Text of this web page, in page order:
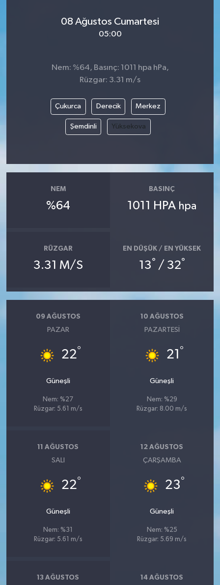
08 Ağustos Cumartesi
05:00
Nem: %64, Basınç: 1011 hpa hPa,
Rüzgar: 3.31 m/s
Çukurca Derecik Merkez
Şemdinli Yüksekova
NEM
%64
BASINÇ
1011 HPA hpa
RÜZGAR
3.31 M/S
EN DÜŞÜK / EN YÜKSEK
13° / 32°
09 AĞUSTOS
PAZAR
22°
Güneşli
Nem: %27
Rüzgar: 5.61 m/s
10 AĞUSTOS
PAZARTESI
21 °
Güneşli
Nem: %29
Rüzgar: 8.00 m/s
11 AĞUSTOS
SALI
22°
Güneşli
Nem: %31
Rüzgar: 5.61 m/s
12 AĞUSTOS
ÇARŞAMBA
23°
Güneşli
Nem: %25
Rüzgar: 5.69 m/s
13 AĞUSTOS 14 AĞUSTOS